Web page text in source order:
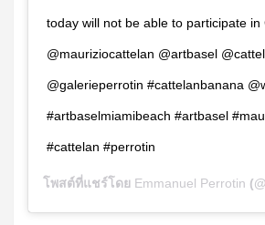
today will not be able to participate in
@mauriziocattelan @artbasel
@galerieperrotin #cattelanbanana
#artbaselmiamibeach #artbasel
#cattelan #perrotin
โพสต์ที่แชร์โดย Emmanuel Perrotin